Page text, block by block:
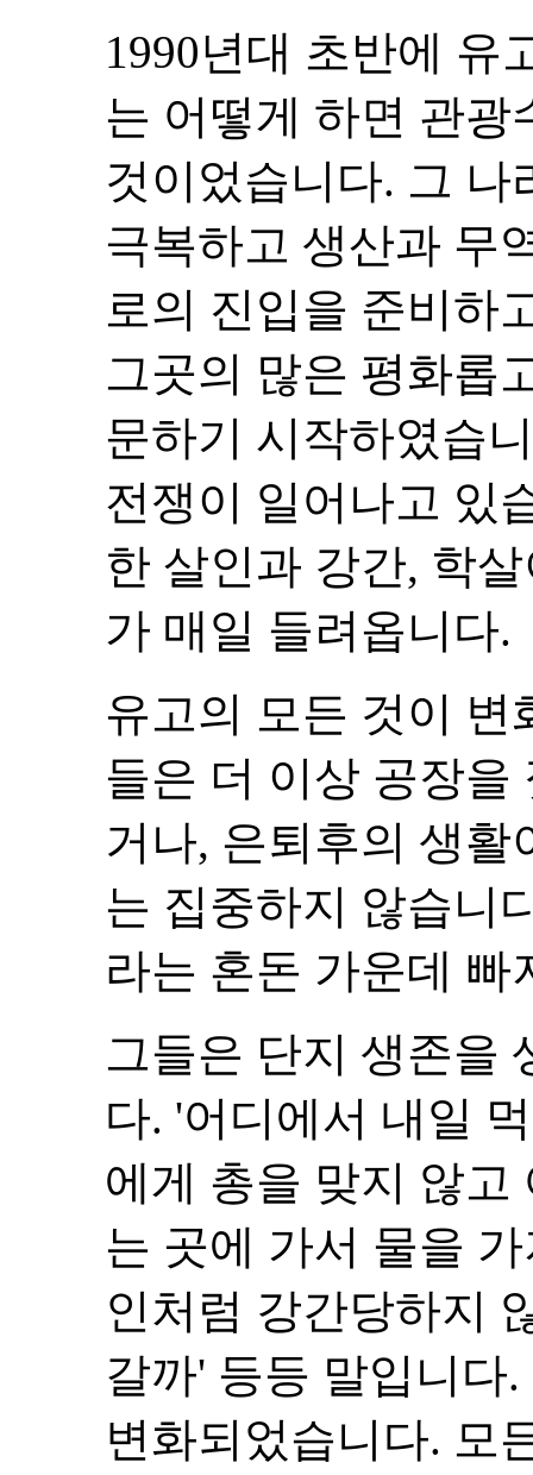
1990년대 초반에 유
는 어떻게 하면 관광
것이었습니다. 그
극복하고 생산과 무
로의 진입을 준비하
그곳의 많은 평화롭
문하기 시작하였습
전쟁이 일어나고 있
한 살인과 강간, 학
가 매일 들려옵니다.
유고의 모든 것이 변
들은 더 이상 공장을
거나, 은퇴후의 생활
는 집중하지 않습니
라는 혼돈 가운데 빠
그들은 단지 생존을
다. '어디에서 내일
에게 총을 맞지 않고
는 곳에 가서 물을
인처럼 강간당하지
갈까' 등등 말입니다
변화되었습니다. 모